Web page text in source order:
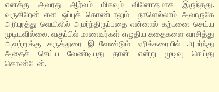
எனக்கு அவரது ஆர்வம் மிகவும் வினோதமாக இருந்தது.
வருகிறேன் என ஒப்புக் கொண்டாலும் நாளெல்லாம் அவரருகே
அரிபுரத்து வெயிலில் அமர்ந்திருப்பதை என்னால் கற்பனை செய்ய
முடியவில்லை. வகுப்பில் மாணவர்கள் எழுதிய கதைகளை வாசித்து
அவற்றுக்கு கருத்துரை இடவேண்டும். ஏரிக்கரையில் அமர்ந்து
அதைச் செய்ய வேண்டியது தான் என்று முடிவு செய்து
கொண்டேன்.